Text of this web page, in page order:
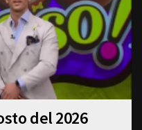
del 2026